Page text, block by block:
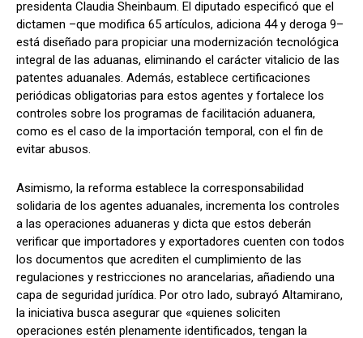
presidenta Claudia Sheinbaum. El diputado especificó que el
dictamen –que modifica 65 artículos, adiciona 44 y deroga 9–
está diseñado para propiciar una modernización tecnológica
integral de las aduanas, eliminando el carácter vitalicio de las
patentes aduanales. Además, establece certificaciones
periódicas obligatorias para estos agentes y fortalece los
controles sobre los programas de facilitación aduanera,
como es el caso de la importación temporal, con el fin de
evitar abusos.
Asimismo, la reforma establece la corresponsabilidad
solidaria de los agentes aduanales, incrementa los controles
a las operaciones aduaneras y dicta que estos deberán
verificar que importadores y exportadores cuenten con todos
los documentos que acrediten el cumplimiento de las
regulaciones y restricciones no arancelarias, añadiendo una
capa de seguridad jurídica. Por otro lado, subrayó Altamirano,
la iniciativa busca asegurar que «quienes soliciten
operaciones estén plenamente identificados, tengan la